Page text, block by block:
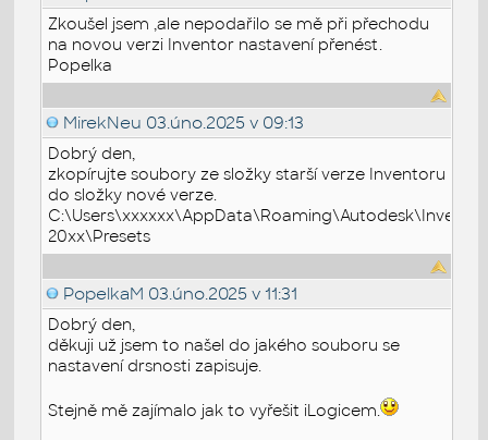
Zkoušel jsem ,ale nepodařilo se mě při přechodu
na novou verzi Inventor nastavení přenést.
Popelka
MirekNeu 03.úno.2025 v 09:13
Dobrý den,
zkopírujte soubory ze složky starší verze Inventoru
do složky nové verze.
C:\Users\xxxxxx\AppData\Roaming\Autodesk\Inventor
20xx\Presets
PopelkaM 03.úno.2025 v 11:31
Dobrý den,
děkuji už jsem to našel do jakého souboru se
nastavení drsnosti zapisuje.
Stejně mě zajímalo jak to vyřešit iLogicem.